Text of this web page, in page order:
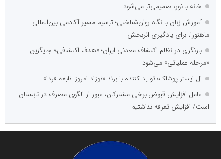
خانه با نور، صمیمی‌تر می‌شود
آموزش زبان با نگاه روان‌شناختی؛ ترسیم مسیر آکادمی بین‌المللی
ماهنورا، برای یادگیری اثربخش
بازنگری در نظام اکتشاف معدنی ایران؛ «هدف اکتشافی» جایگزین
«مرحله عملیاتی» می‌شود
ال ایستر پوشاک؛ تولید کننده با برند «نوزاد امروز، نابغه فردا»
عامل افزایش قبوض برخی مشترکان، عبور از الگوی مصرف در تابستان
است/ افزایش تعرفه نداشتیم